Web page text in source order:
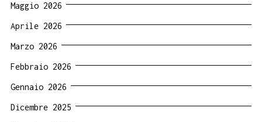
Maggio 2026
Aprile 2026
Marzo 2026
Febbraio 2026
Gennaio 2026
Dicembre 2025